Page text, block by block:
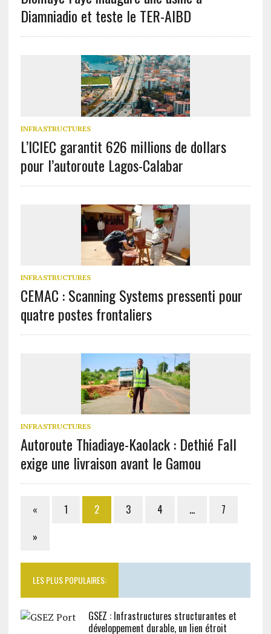
Diamniadio et teste le TER-AIBD
INFRASTRUCTURES
L’ICIEC garantit 626 millions de dollars
pour l’autoroute Lagos-Calabar
INFRASTRUCTURES
CEMAC : Scanning Systems pressenti pour
quatre postes frontaliers
INFRASTRUCTURES
Autoroute Thiadiaye-Kaolack : Dethié Fall
exige une livraison avant le Gamou
« 1 2 3 4 …
7
»
LES PLUS POPULAIRES:
GSEZ : Infrastructures structurantes et
développement durable, un lien étroit